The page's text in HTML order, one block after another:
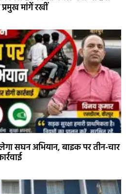
मांगें रखीं
सघन अभियान, बाइक पर तीन-चार